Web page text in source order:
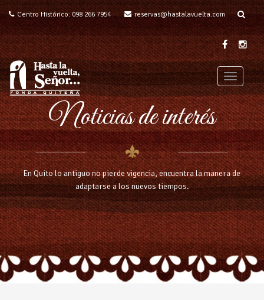
Centro Histórico: 098 266 7954 reservas@hastalavuelta.com
T
o
g
g
l
e
n
a
v
g
a
t
i
o
n
Noticias de interés
En Quito lo antiguo no pierde vigencia, encuentra la manera de
adaptarse a los nuevos tiempos.